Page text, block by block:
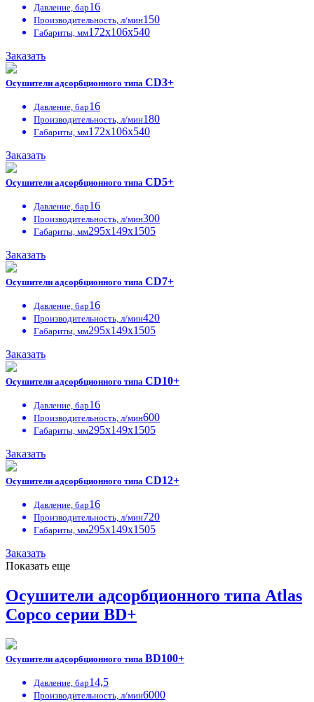
Давление, бар16
Производительность, л/мин150
Габариты, мм172х106х540
Заказать
Осушители адсорбционного типа CD3+
Давление, бар16
Производительность, л/мин180
Габариты, мм172х106х540
Заказать
Осушители адсорбционного типа CD5+
Давление, бар16
Производительность, л/мин300
Габариты, мм295х149х1505
Заказать
Осушители адсорбционного типа CD7+
Давление, бар16
Производительность, л/мин420
Габариты, мм295х149х1505
Заказать
Осушители адсорбционного типа CD10+
Давление, бар16
Производительность, л/мин600
Габариты, мм295х149х1505
Заказать
Осушители адсорбционного типа CD12+
Давление, бар16
Производительность, л/мин720
Габариты, мм295х149х1505
Заказать
Показать еще
Осушители адсорбционного типа Atlas
Copco серии BD+
Осушители адсорбционного типа BD100+
Давление, бар14,5
Производительность, л/мин6000